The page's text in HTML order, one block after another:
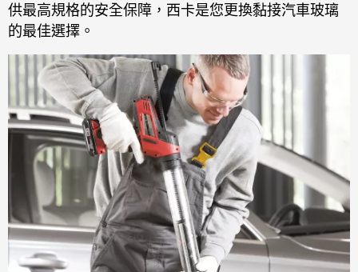
供最高規格的安全保障，西卡是您更換黏接汽車玻璃
的最佳選擇。